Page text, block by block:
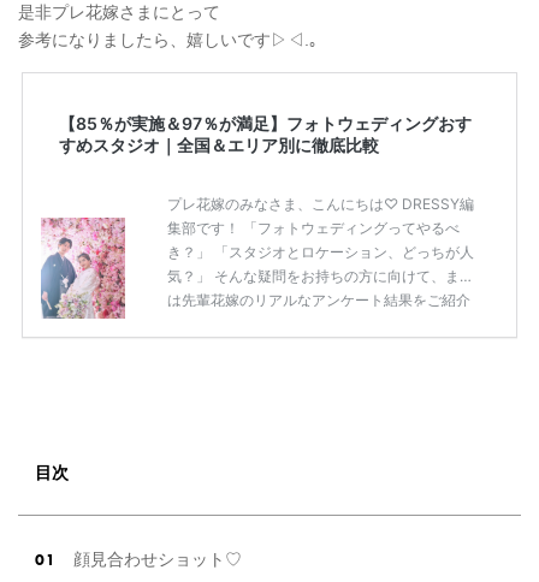
是非プレ花嫁さまにとって
参考になりましたら、嬉しいです▷◁.｡
【85％が実施＆97％が満足】フォトウェディングおす
すめスタジオ｜全国＆エリア別に徹底比較
プレ花嫁のみなさま、こんにちは♡ DRESSY編
集部です！ 「フォトウェディングってやるべ
き？」 「スタジオとロケーション、どっちが人
気？」 そんな疑問をお持ちの方に向けて、まず
は先輩花嫁のリアルなアンケート結果をご紹介
0 […]続きを読む
目次
顔見合わせショット♡